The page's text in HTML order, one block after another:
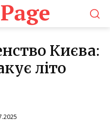
Києва:
літо